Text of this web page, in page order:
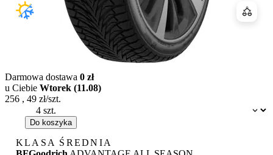
Dostępność:
Darmowa dostawa 0 zł
u Ciebie Wtorek (11.08)
256 , 49 zł/szt.
Do koszyka
KLASA ŚREDNIA